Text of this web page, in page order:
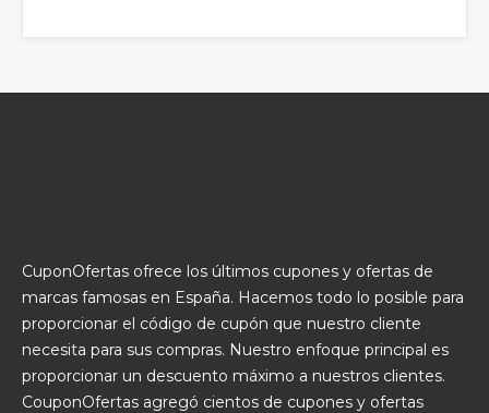
CuponOfertas ofrece los últimos cupones y ofertas de
marcas famosas en España. Hacemos todo lo posible para
proporcionar el código de cupón que nuestro cliente
necesita para sus compras. Nuestro enfoque principal es
proporcionar un descuento máximo a nuestros clientes.
CouponOfertas agregó cientos de cupones y ofertas